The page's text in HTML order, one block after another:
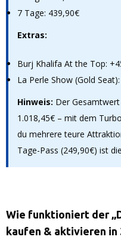
7 Tage: 439,90€
Extras:
Burj Khalifa At the Top:
La Perle Show (Gold
Hinweis: Der
1.018,45€ – mit dem
du mehrere teure
Tage-Pass (249,90€) ist
Wie funktioniert der
kaufen & aktivieren in